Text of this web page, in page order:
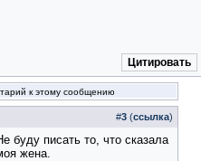
Цитировать
к этому сообщению
#3 (ссылка)
буду писать то, что сказала
жена.